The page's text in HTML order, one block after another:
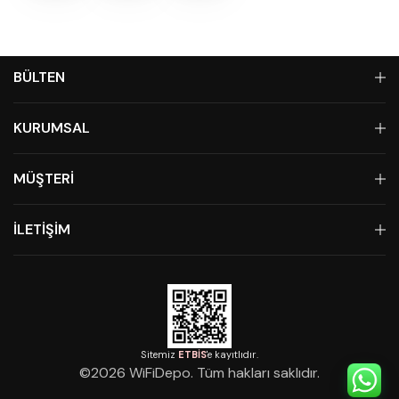
BÜLTEN
KURUMSAL
MÜŞTERİ
İLETİŞİM
Sitemiz ETBİS'e kayıtlıdır.
©2026 WiFiDepo. Tüm hakları saklıdır.